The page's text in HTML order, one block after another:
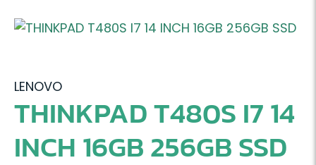
LENOVO
THINKPAD T480S I7 14
INCH 16GB 256GB SSD